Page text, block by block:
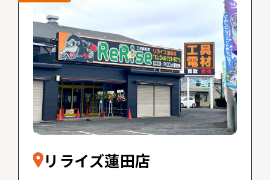
リライズ蓮田店